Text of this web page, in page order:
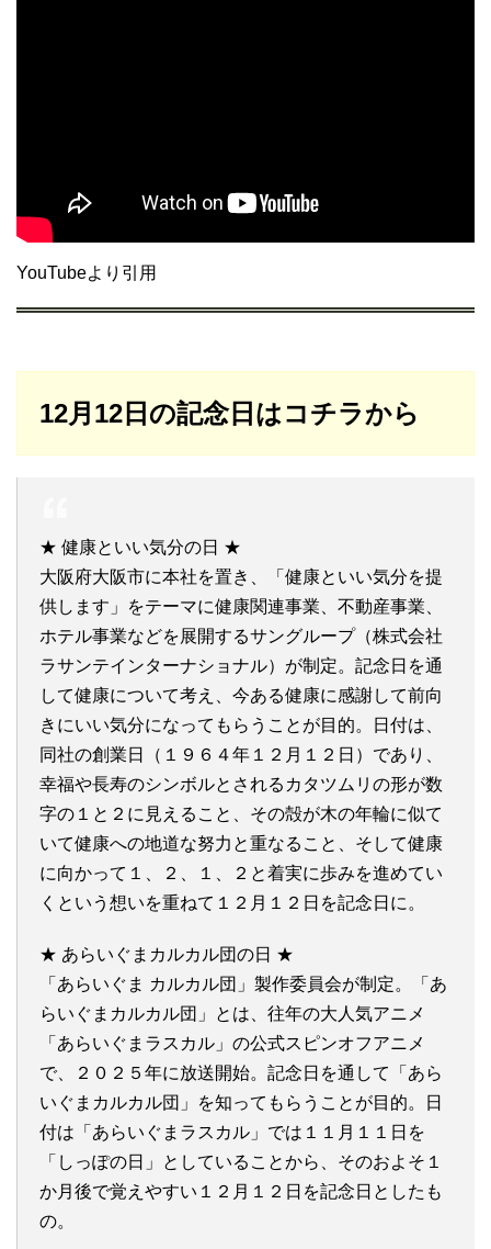
YouTubeより引用
12月12日の記念日はコチラから
★ 健康といい気分の日 ★
大阪府大阪市に本社を置き、「健康といい気分を提
供します」をテーマに健康関連事業、不動産事業、
ホテル事業などを展開するサングループ（株式会社
ラサンテインターナショナル）が制定。記念日を通
して健康について考え、今ある健康に感謝して前向
きにいい気分になってもらうことが目的。日付は、
同社の創業日（１９６４年１２月１２日）であり、
幸福や長寿のシンボルとされるカタツムリの形が数
字の１と２に見えること、その殻が木の年輪に似て
いて健康への地道な努力と重なること、そして健康
に向かって１、２、１、２と着実に歩みを進めてい
くという想いを重ねて１２月１２日を記念日に。
★ あらいぐまカルカル団の日 ★
「あらいぐま カルカル団」製作委員会が制定。「あ
らいぐまカルカル団」とは、往年の大人気アニメ
「あらいぐまラスカル」の公式スピンオフアニメ
で、２０２５年に放送開始。記念日を通して「あら
いぐまカルカル団」を知ってもらうことが目的。日
付は「あらいぐまラスカル」では１１月１１日を
「しっぽの日」としていることから、そのおよそ１
か月後で覚えやすい１２月１２日を記念日としたも
の。